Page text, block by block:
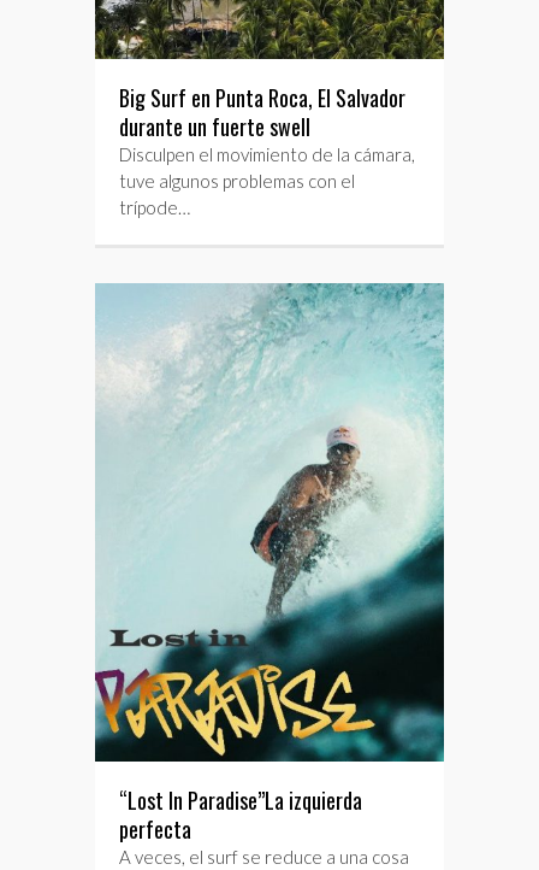
Big Surf en Punta Roca, El Salvador
durante un fuerte swell
Disculpen el movimiento de la cámara,
tuve algunos problemas con el
trípode…
“Lost In Paradise”La izquierda
perfecta
A veces, el surf se reduce a una cosa